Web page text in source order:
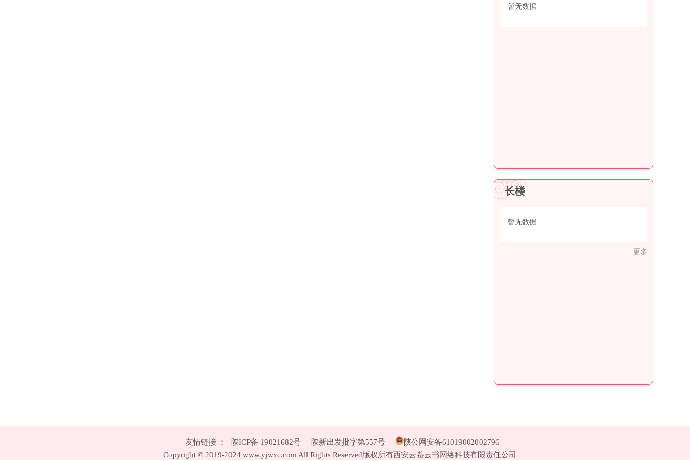
暂无数据
长楼
暂无数据
更多
友情链接 ： 陕ICP备 19021682号 陕新出发批字第557号
陕公网安备61019002002796
Copyright © 2019-2024 www.yjwxc.com All Rights Reserved版权所有西安云卷云书网络科技有限责任公司